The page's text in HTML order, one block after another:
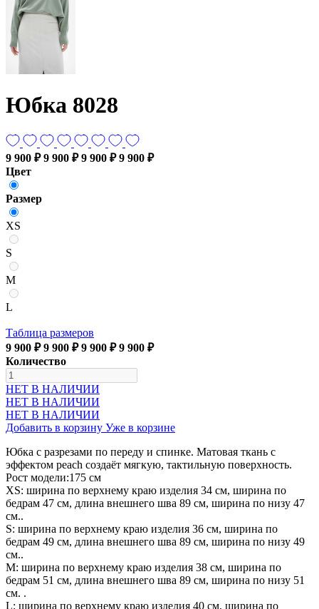
Юбка 8028
9 900 ₽ 9 900 ₽ 9 900 ₽ 9 900 ₽
Цвет
Размер
XS
S
M
L
Таблица размеров
9 900 ₽ 9 900 ₽ 9 900 ₽ 9 900 ₽
Количество
НЕТ В НАЛИЧИИ
НЕТ В НАЛИЧИИ
НЕТ В НАЛИЧИИ
Добавить в корзину Уже в корзине
Юбка с разрезами по переду и спинке. Матовая ткань с
эффектом peach создаёт мягкую, тактильную поверхность.
Рост модели:175 см
XS: ширина по верхнему краю изделия 34 см, ширина по
бедрам 47 см, длина внешнего шва 89 см, ширина по низу 47
см..
S: ширина по верхнему краю изделия 36 см, ширина по
бедрам 49 см, длина внешнего шва 89 см, ширина по низу 49
см..
М: ширина по верхнему краю изделия 38 см, ширина по
бедрам 51 см, длина внешнего шва 89 см, ширина по низу 51
см. .
L: ширина по верхнему краю изделия 40 см, ширина по